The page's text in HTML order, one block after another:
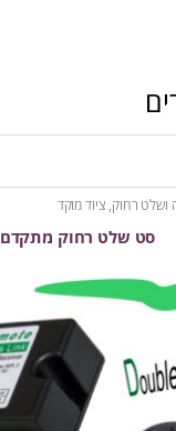
ושלט רחוק, ציוד מוקד
סט שלט רחוק מתקדם